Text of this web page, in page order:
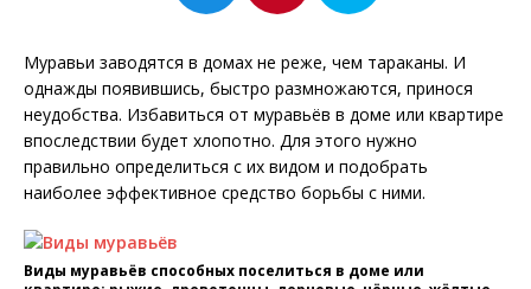
Муравьи заводятся в домах не реже, чем тараканы. И
однажды появившись, быстро размножаются, принося
неудобства. Избавиться от муравьёв в доме или квартире
впоследствии будет хлопотно. Для этого нужно
правильно определиться с их видом и подобрать
наиболее эффективное средство борьбы с ними.
Виды муравьёв способных поселиться в доме или